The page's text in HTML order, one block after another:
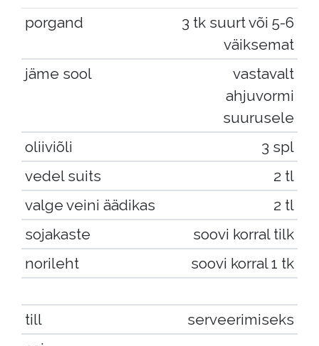
porgand
3 tk suurt või 5-6
väiksemat
jäme sool
vastavalt
ahjuvormi
suurusele
oliiviõli
3 spl
vedel suits
2 tl
valge veini äädikas
2 tl
sojakaste
soovi korral tilk
norileht
soovi korral 1 tk
till
serveerimiseks